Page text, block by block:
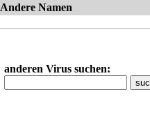
Andere Namen
anderen Virus suchen: